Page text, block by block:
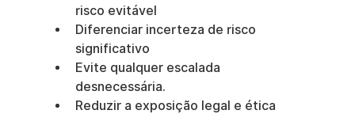
risco evitável
Diferenciar incerteza de risco
significativo
Evite qualquer escalada
desnecessária.
Reduzir a exposição legal e ética